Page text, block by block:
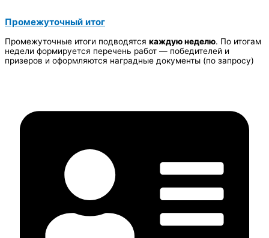
Промежуточный итог
Промежуточные итоги подводятся каждую неделю. По итогам
недели формируется перечень работ — победителей и
призеров и оформляются наградные документы (по запросу)